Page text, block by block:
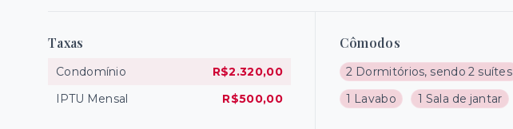
Cômodos
2 Dormitórios, sendo 2 suítes
1 Lavabo
1 Sala de jantar
Taxas
Condomínio
R$2.320,00
IPTU Mensal
R$500,00